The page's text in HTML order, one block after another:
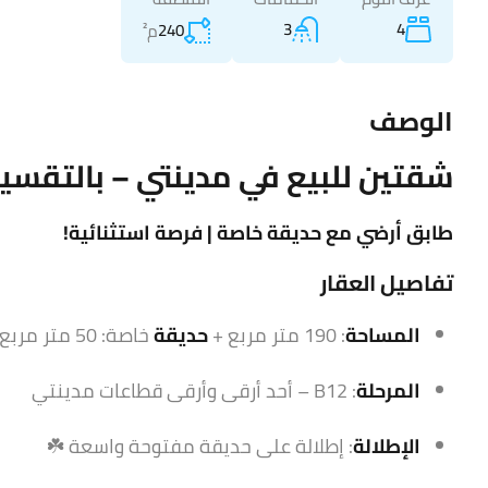
4
3
240م²
الوصف
شقتين للبيع في مدينتي –
طابق أرضي مع حديقة خاصة | فرصة استثنائية!
تفاصيل العقار
المساحة: 190 متر مربع + حديقةخاصة: 50 متر مربع
المرحلة: B12 – أحد أرقى وأرقى قطاعات مدينتي
الإطلالة: إطلالة على حديقة مفتوحة واسعة ☘️